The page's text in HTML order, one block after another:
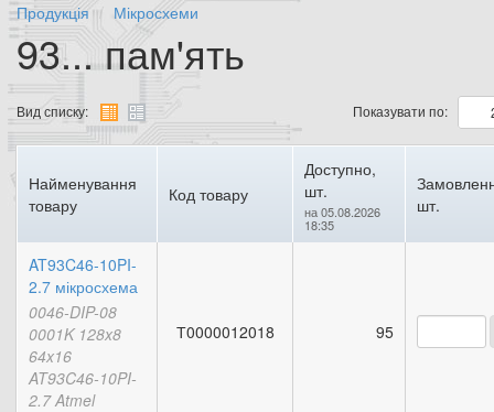
Продукція Мікросхеми
93... пам'ять
Вид списку: Показувати по:
Найменування
товару
Код товару
Доступно,
шт.
на 05.08.2026
18:35
шт.
AT93C46-10PI-
2.7 мікросхема
0046-DIP-08
0001K 128x8
64x16
AT93C46-10PI-
2.7 Atmel
Т0000012018 95